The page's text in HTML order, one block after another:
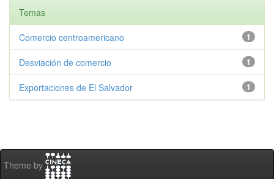
Temas
1
Comercio centroamericano
1
Desviación de comercio
1
Exportaciones de El Salvador
Theme by